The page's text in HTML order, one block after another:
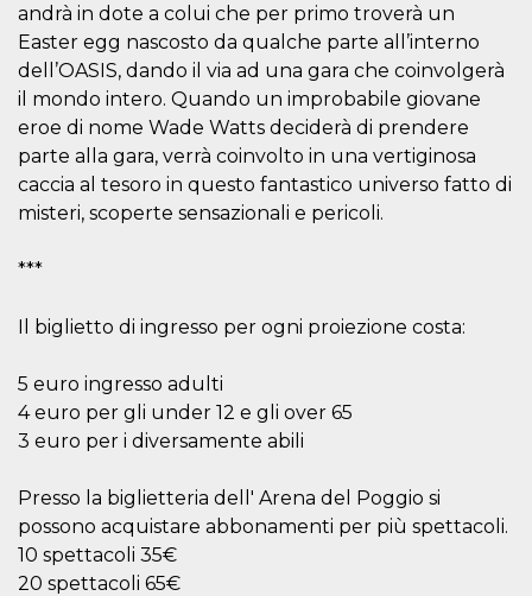
andrà in dote a colui che per primo troverà un
Easter egg nascosto da qualche parte all’interno
dell’OASIS, dando il via ad una gara che coinvolgerà
il mondo intero. Quando un improbabile giovane
eroe di nome Wade Watts deciderà di prendere
parte alla gara, verrà coinvolto in una vertiginosa
caccia al tesoro in questo fantastico universo fatto di
misteri, scoperte sensazionali e pericoli.
***
Il biglietto di ingresso per ogni proiezione costa:
5 euro ingresso adulti
4 euro per gli under 12 e gli over 65
3 euro per i diversamente abili
Presso la biglietteria dell' Arena del Poggio si
possono acquistare abbonamenti per più spettacoli.
10 spettacoli 35€
20 spettacoli 65€
CookieScriptConsent
CookieScript
oooh.events
4 semanas 2
días
El servicio
Cookie-
Script.com
utiliza esta
cookie para
recordar las
preferencias de
consentimiento
de cookies de
los visitantes. Es
Declaración de almacenamiento
Nombre
almacenamiento
fbssls_314278995690155
Almacenamiento
de sesión
wpEmojiSettingsSupports
Almacenamiento
de sesión
cn_uc__
Almacenamiento